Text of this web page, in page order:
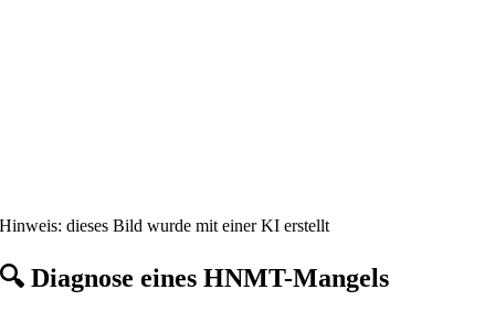
Hinweis: dieses Bild wurde mit einer KI erstellt
🔍Diagnose eines HNMT-Mangels